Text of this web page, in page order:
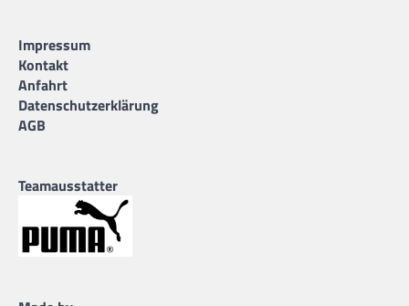
Impressum
Kontakt
Anfahrt
Datenschutzerklärung
AGB
Teamausstatter